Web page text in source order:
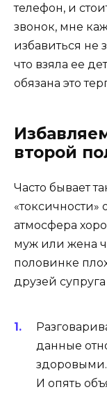
телефон, и
звонок, мне
избавиться не
что взяла ее
обязана это
второй
Часто бывает
«токсичности»
атмосфера
муж или жена
половинке
друзей
данные
И опять